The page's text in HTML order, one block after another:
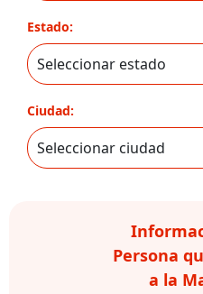
Estado:
Ciudad:
Persona
a la